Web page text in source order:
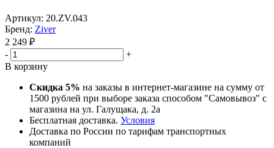
Артикул: 20.ZV.043
Бренд: Ziver
2 249 ₽
-
+
В корзину
Скидка 5% на заказы в интернет-магазине на сумму от
1500 рублей при выборе заказа способом "Самовывоз" с
магазина на ул. Галущака, д. 2а
Бесплатная доставка. Условия
Доставка по России по тарифам транспортных
компаний